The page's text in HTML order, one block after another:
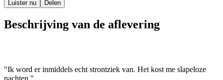
Luister nu Delen
Beschrijving van de aflevering
"Ik word er inmiddels echt strontziek van. Het kost me slapeloze
nachten."